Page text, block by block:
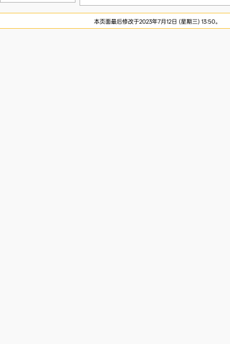
本页面最后修改于2023年7月12日 (星期三) 13:50。